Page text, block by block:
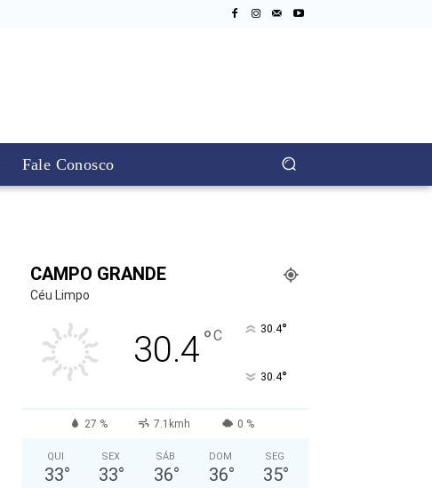
Fale Conosco
CAMPO GRANDE
Céu Limpo
30.4°C 30.4°
30.4°
27 % 7.1kmh 0 %
QUI
33°
SEX
33°
SÁB
36°
DOM
36°
SEG
35°